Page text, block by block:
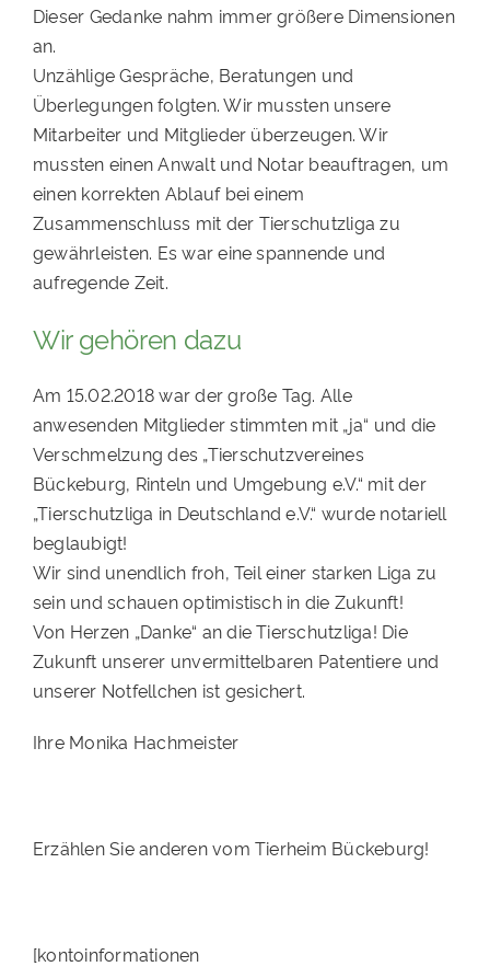
Dieser Gedanke nahm immer größere Dimensionen
an.
Unzählige Gespräche, Beratungen und
Überlegungen folgten. Wir mussten unsere
Mitarbeiter und Mitglieder überzeugen. Wir
mussten einen Anwalt und Notar beauftragen, um
einen korrekten Ablauf bei einem
Zusammenschluss mit der Tierschutzliga zu
gewährleisten. Es war eine spannende und
aufregende Zeit.
Wir gehören dazu
Am 15.02.2018 war der große Tag. Alle
anwesenden Mitglieder stimmten mit „ja“ und die
Verschmelzung des „Tierschutzvereines
Bückeburg, Rinteln und Umgebung e.V.“ mit der
„Tierschutzliga in Deutschland e.V.“ wurde notariell
beglaubigt!
Wir sind unendlich froh, Teil einer starken Liga zu
sein und schauen optimistisch in die Zukunft!
Von Herzen „Danke“ an die Tierschutzliga! Die
Zukunft unserer unvermittelbaren Patentiere und
unserer Notfellchen ist gesichert.
Ihre Monika Hachmeister
Erzählen Sie anderen vom Tierheim Bückeburg!
[kontoinformationen